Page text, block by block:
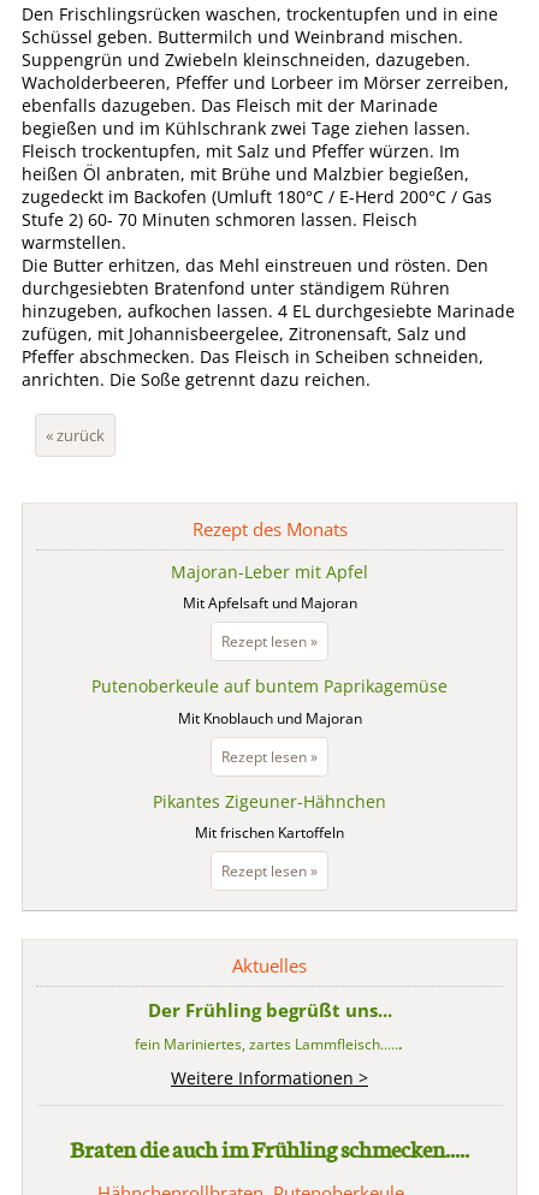
Den Frischlingsrücken waschen, trockentupfen und in eine
Schüssel geben. Buttermilch und Weinbrand mischen.
Suppengrün und Zwiebeln kleinschneiden, dazugeben.
Wacholderbeeren, Pfeffer und Lorbeer im Mörser zerreiben,
ebenfalls dazugeben. Das Fleisch mit der Marinade
begießen und im Kühlschrank zwei Tage ziehen lassen.
Fleisch trockentupfen, mit Salz und Pfeffer würzen. Im
heißen Öl anbraten, mit Brühe und Malzbier begießen,
zugedeckt im Backofen (Umluft 180°C / E-Herd 200°C / Gas
Stufe 2) 60- 70 Minuten schmoren lassen. Fleisch
warmstellen.
Die Butter erhitzen, das Mehl einstreuen und rösten. Den
durchgesiebten Bratenfond unter ständigem Rühren
hinzugeben, aufkochen lassen. 4 EL durchgesiebte Marinade
zufügen, mit Johannisbeergelee, Zitronensaft, Salz und
Pfeffer abschmecken. Das Fleisch in Scheiben schneiden,
anrichten. Die Soße getrennt dazu reichen.
« zurück
Rezept des Monats
Majoran-Leber mit Apfel
Mit Apfelsaft und Majoran
Rezept lesen »Majoran-
Leber
mit
Putenoberkeule auf buntem Paprikagemüse
Mit Knoblauch und Majoran
Rezept lesen »Putenoberkeule
auf
buntem
Pikantes Zigeuner-Hähnchen
Mit frischen Kartoffeln
Rezept lesen »Pikantes
Zigeuner-
Hähnchen
Aktuelles
Der Frühling begrüßt uns...
fein Mariniertes, zartes Lammfleisch......
Weitere Informationen >
Braten die auch im Frühling schmecken.....